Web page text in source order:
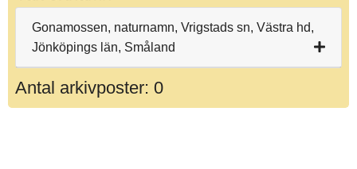
Gonamossen, naturnamn, Vrigstads sn, Västra hd,
Jönköpings län, Småland
Antal arkivposter: 0